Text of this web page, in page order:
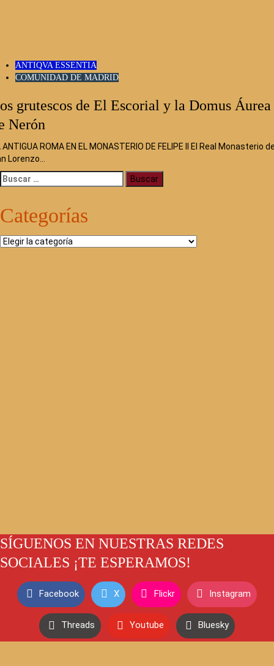
ANTIQVA ESSENTIA
COMUNIDAD DE MADRID
grutescos de El Escorial y la Domus Áurea
Nerón
ANTIGUA ROMA EN EL MONASTERIO DE FELIPE II El Real Monasterio
Lorenzo…
Buscar:
Categorías
Categorías
SÍGUENOS EN NUESTRAS REDES
SOCIALES ¡TE ESPERAMOS!
Facebook X Flickr Instagram
Threads Youtube Bluesky